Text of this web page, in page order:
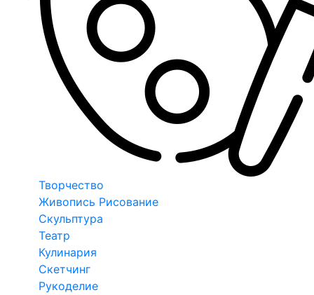
Творчество
Живопись Рисование
Скульптура
Театр
Кулинария
Скетчинг
Рукоделие